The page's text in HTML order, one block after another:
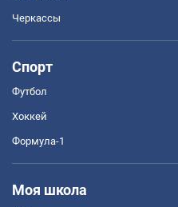
Черкассы
Спорт
Футбол
Хоккей
Формула-1
Моя школа